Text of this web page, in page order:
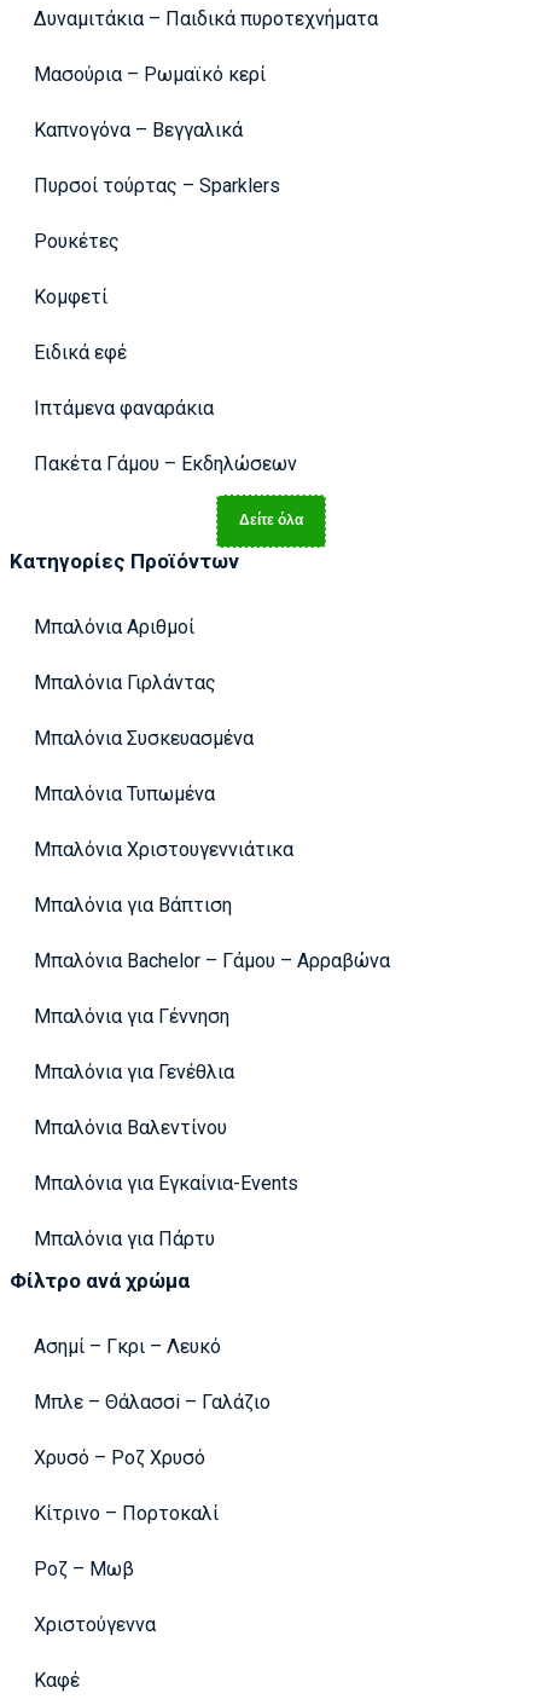
Δυναμιτάκια – Παιδικά πυροτεχνήματα
Μασούρια – Ρωμαϊκό κερί
Καπνογόνα – Βεγγαλικά
Πυρσοί τούρτας – Sparklers
Ρουκέτες
Κομφετί
Ειδικά εφέ
Ιπτάμενα φαναράκια
Πακέτα Γάμου – Εκδηλώσεων
Δείτε όλα
Κατηγορίες Προϊόντων
Μπαλόνια Αριθμοί
Μπαλόνια Γιρλάντας
Μπαλόνια Συσκευασμένα
Μπαλόνια Τυπωμένα
Μπαλόνια Χριστουγεννιάτικα
Μπαλόνια για Βάπτιση
Μπαλόνια Bachelor – Γάμου – Αρραβώνα
Μπαλόνια για Γέννηση
Μπαλόνια για Γενέθλια
Μπαλόνια Βαλεντίνου
Μπαλόνια για Εγκαίνια-Events
Μπαλόνια για Πάρτυ
Φίλτρο ανά χρώμα
Ασημί – Γκρι – Λευκό
Μπλε – Θάλασσi – Γαλάζιο
Χρυσό – Ροζ Χρυσό
Κίτρινο – Πορτοκαλί
Ροζ – Μωβ
Χριστούγεννα
Καφέ